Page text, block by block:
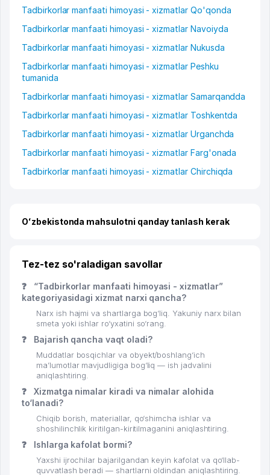
Tadbirkorlar manfaati himoyasi - xizmatlar Qo'qonda
Tadbirkorlar manfaati himoyasi - xizmatlar Navoiyda
Tadbirkorlar manfaati himoyasi - xizmatlar Nukusda
Tadbirkorlar manfaati himoyasi - xizmatlar Peshku
tumanida
Tadbirkorlar manfaati himoyasi - xizmatlar Samarqandda
Tadbirkorlar manfaati himoyasi - xizmatlar Toshkentda
Tadbirkorlar manfaati himoyasi - xizmatlar Urganchda
Tadbirkorlar manfaati himoyasi - xizmatlar Farg'onada
Tadbirkorlar manfaati himoyasi - xizmatlar Chirchiqda
Oʻzbekistonda mahsulotni qanday tanlash kerak
Tez-tez so'raladigan savollar
❓
“Tadbirkorlar manfaati himoyasi - xizmatlar”
kategoriyasidagi xizmat narxi qancha?
Narx ish hajmi va shartlarga bog‘liq. Yakuniy narx bilan
smeta yoki ishlar ro‘yxatini so‘rang.
❓ Bajarish qancha vaqt oladi?
Muddatlar bosqichlar va obyekt/boshlang‘ich
ma’lumotlar mavjudligiga bog‘liq — ish jadvalini
aniqlashtiring.
❓
Xizmatga nimalar kiradi va nimalar alohida
to‘lanadi?
Chiqib borish, materiallar, qo‘shimcha ishlar va
shoshilinchlik kiritilgan-kiritilmaganini aniqlashtiring.
❓ Ishlarga kafolat bormi?
Yaxshi ijrochilar bajarilgandan keyin kafolat va qo‘llab-
quvvatlash beradi — shartlarni oldindan aniqlashtiring.